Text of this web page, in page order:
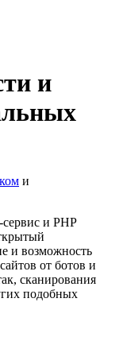
и
и
и PHP
и возможность
от ботов и
сканирования
подобных